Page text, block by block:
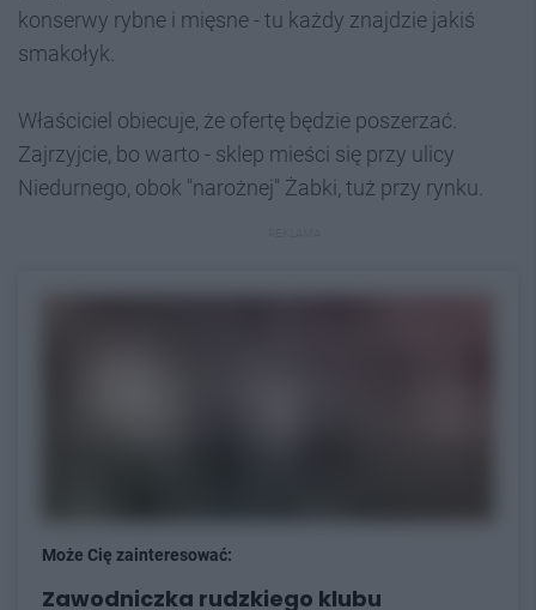
konserwy rybne i mięsne - tu każdy znajdzie jakiś
smakołyk.
Właściciel obiecuje, że ofertę będzie poszerzać.
Zajrzyjcie, bo warto - sklep mieści się przy ulicy
Niedurnego, obok "narożnej" Żabki, tuż przy rynku.
Może Cię zainteresować:
Zawodniczka rudzkiego klubu